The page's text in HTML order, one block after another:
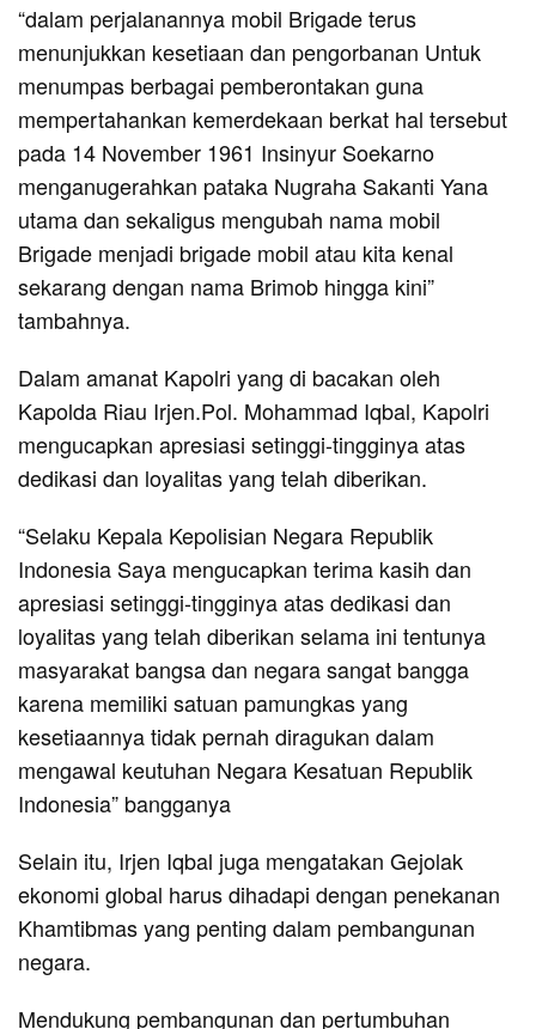
“dalam perjalanannya mobil Brigade terus
menunjukkan kesetiaan dan pengorbanan Untuk
menumpas berbagai pemberontakan guna
mempertahankan kemerdekaan berkat hal tersebut
pada 14 November 1961 Insinyur Soekarno
menganugerahkan pataka Nugraha Sakanti Yana
utama dan sekaligus mengubah nama mobil
Brigade menjadi brigade mobil atau kita kenal
sekarang dengan nama Brimob hingga kini”
tambahnya.
Dalam amanat Kapolri yang di bacakan oleh
Kapolda Riau Irjen.Pol. Mohammad Iqbal, Kapolri
mengucapkan apresiasi setinggi-tingginya atas
dedikasi dan loyalitas yang telah diberikan.
“Selaku Kepala Kepolisian Negara Republik
Indonesia Saya mengucapkan terima kasih dan
apresiasi setinggi-tingginya atas dedikasi dan
loyalitas yang telah diberikan selama ini tentunya
masyarakat bangsa dan negara sangat bangga
karena memiliki satuan pamungkas yang
kesetiaannya tidak pernah diragukan dalam
mengawal keutuhan Negara Kesatuan Republik
Indonesia” bangganya
Selain itu, Irjen Iqbal juga mengatakan Gejolak
ekonomi global harus dihadapi dengan penekanan
Khamtibmas yang penting dalam pembangunan
negara.
Mendukung pembangunan dan pertumbuhan